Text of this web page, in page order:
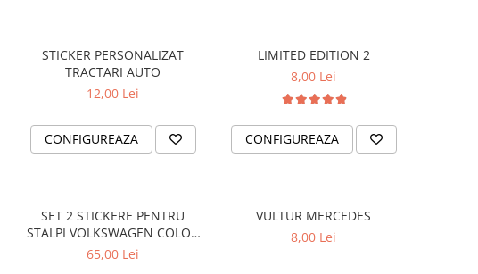
STICKER PERSONALIZAT
TRACTARI AUTO
12,00 Lei
CONFIGUREAZA
LIMITED EDITION 2
8,00 Lei
CONFIGUREAZA
SET 2 STICKERE PENTRU
STALPI VOLKSWAGEN COLOR
SPLASH
65,00 Lei
VULTUR MERCEDES
8,00 Lei